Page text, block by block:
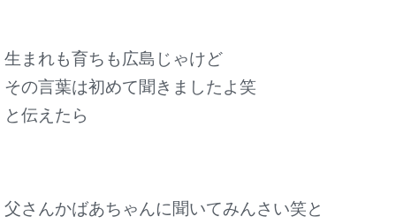
生まれも育ちも広島じゃけど
その言葉は初めて聞きましたよ笑
と伝えたら
父さんかばあちゃんに聞いてみんさい笑と